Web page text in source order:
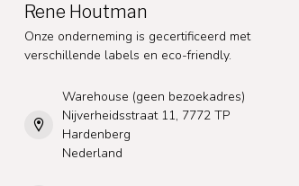
Rene Houtman
Onze onderneming is gecertificeerd met
verschillende labels en eco-friendly.
Warehouse (geen bezoekadres)
Nijverheidsstraat 11, 7772 TP
Hardenberg
Nederland